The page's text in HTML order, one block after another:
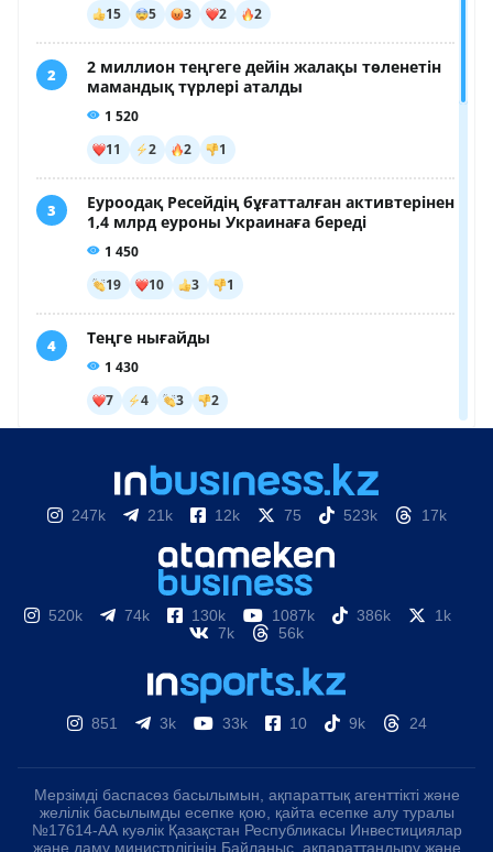
247k 21k 12k 75 523k 17k
520k 74k 130k 1087k 386k
1k
7k
56k
851 3k 33k 10 9k 24
Мерзімді баспасөз басылымын, ақпараттық агенттікті және
желілік басылымды есепке қою, қайта есепке алу туралы
№17614-АА куәлік Қазақстан Республикасы Инвестициялар
және даму министрлігінің Байланыс, ақпараттандыру және